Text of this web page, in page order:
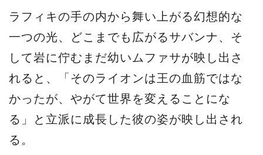
ラフィキの手の内から舞い上がる幻想的な
一つの光、どこまでも広がるサバンナ、そ
して岩に佇むまだ幼いムファサが映し出さ
れると、「そのライオンは王の血筋ではな
かったが、やがて世界を変えることにな
る」と立派に成長した彼の姿が映し出され
る。